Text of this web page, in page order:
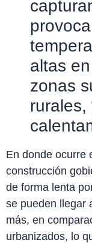
altas
zonas
rurales,
En donde ocurre
construcción
de forma lenta
se pueden llegar
más, en
urbanizados, lo